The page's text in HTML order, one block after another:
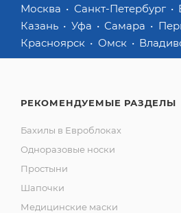
Москва Санкт-Петербург
Казань
Уфа Самара
Красноярск
Омск
РЕКОМЕНДУЕМЫЕ РАЗДЕЛЫ
Бахилы в Евроблоках
Одноразовые носки
Простыни
Шапочки
Медицинские маски